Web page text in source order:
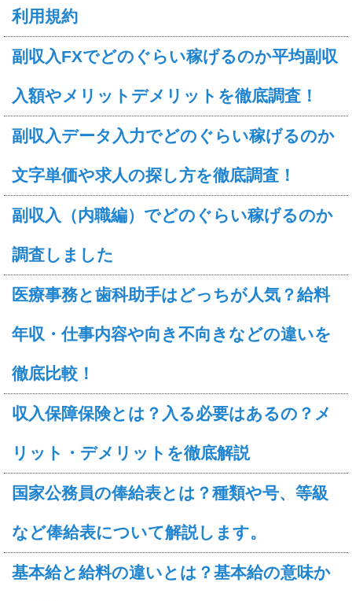
利用規約
副収入FXでどのぐらい稼げるのか平均副収
入額やメリットデメリットを徹底調査！
副収入データ入力でどのぐらい稼げるのか
文字単価や求人の探し方を徹底調査！
副収入（内職編）でどのぐらい稼げるのか
調査しました
医療事務と歯科助手はどっちが人気？給料
年収・仕事内容や向き不向きなどの違いを
徹底比較！
収入保障保険とは？入る必要はあるの？メ
リット・デメリットを徹底解説
国家公務員の俸給表とは？種類や号、等級
など俸給表について解説します。
基本給と給料の違いとは？基本給の意味か